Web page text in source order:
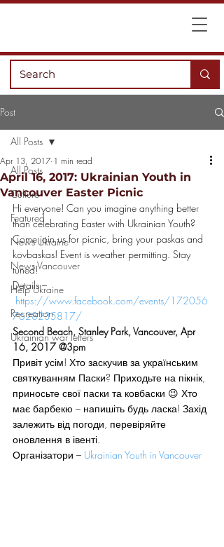
Post
All Posts
Culture
Featured
News Ukraine
News Vancouver
Help Ukraine
Recreation
Ukrainian war letters
All Posts
April 16, 2017: Ukrainian Youth in
Vancouver Easter Picnic
Apr 13, 2017 1 min read
Hi everyone! Can you imagine anything better
than celebrating Easter with Ukrainian Youth?
Come join us for picnic, bring your paskas and
kovbaskas! Event is weather permitting. Stay
tuned!
Details –
https://www.facebook.com/events/172056
7628235817/
Second Beach, Stanley Park, Vancouver, Apr
16, 2017 @3pm
Привіт усім! Хто заскучив за українським
святкуванням Паски? Приходьте на пікнік,
приносьте свої паски та ковбаски 😉 Хто
має барбекю – напишіть будь ласка! Захід
залежить від погоди, перевіряйте
оновлення в івенті.
Організатори – Ukrainian Youth in Vancouver